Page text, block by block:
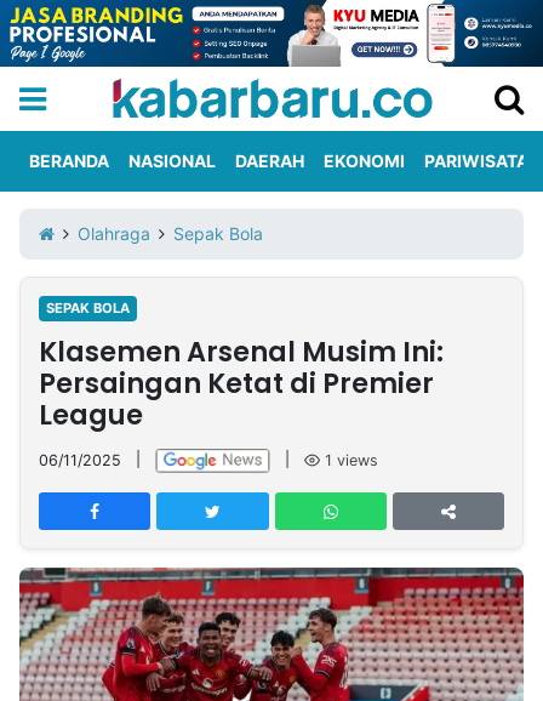
Iklan
Berita
Kami
Nasional
International
Olahraga
Entertainment
Daerah
Pariwisata
Kuliner
Kolom
Network
PT
TREETAN
INDONESIA
Partner
BERANDA NASIONAL DAERAH EKONOMI PARIWISATA
Olahraga Sepak Bola
SEPAK BOLA
Klasemen Arsenal Musim Ini:
Persaingan Ketat di Premier
League
06/11/2025 1 views